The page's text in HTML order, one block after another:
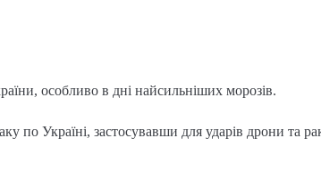
особливо в дні найсильніших морозів.
по Україні, застосувавши для ударів дрони та